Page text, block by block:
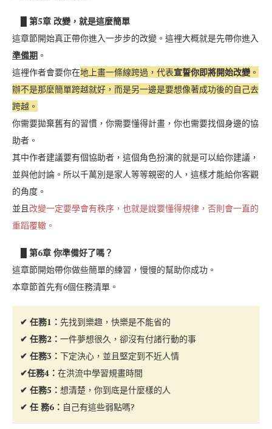
█ 第5章 改變，就是這麼簡單
這章節開始真正帶你進入一步步的改變。這裡大概就是先帶你進入
準備期 。
這裡作者會要你在地上畫一條線跨過，代表宣誓你即將開始改變 。
辦不是那麼簡單跨越就好，而是另一邊是要想像著成功後的自己去
跨越。
你需要拋棄舊有的習慣，你需要懂得計畫，你也需要找個身邊的協
助者。
其中作者建議要有個協助者，這個角色扮演的就是可以給你建議，
並與他討論。所以千萬別是家人等等親密的人，這樣才能給你客觀
的角度。
並且改變一定要學會有秩序，也就是說要懂得規律，否則會一直的
重蹈覆轍。
█ 第6章 你準備好了嗎？
這章節開始帶你做些簡單的練習，慢慢的幫助你成功。
本章節首先有6個任務清單。
✔ 任務1： 先找到樂趣，快樂是不能省的
✔ 任務2： 一件夢想很久，卻沒有付諸行動的事
✔ 任務3： 下定決心，並且堅定到不近人情
✔任務4： 在洪流中學習規畫時間
✔ 任務5： 想清楚，你到底是什麼樣的人
✔ 任 務6： 自己有這些弱點嗎?